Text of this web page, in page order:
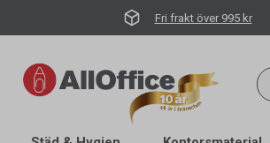
Fri frakt över 995 kr